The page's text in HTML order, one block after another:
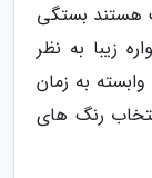
هستند بستگی
زیبا به نظر
به زمان
رنگ های